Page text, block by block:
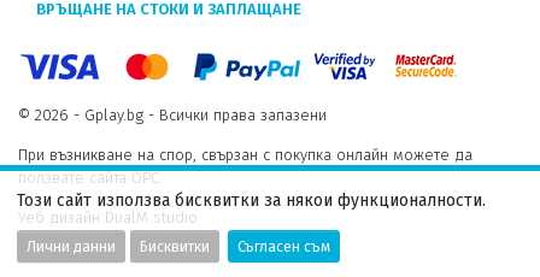
ВРЪЩАНЕ НА СТОКИ И ЗАПЛАЩАНЕ
© 2026 - Gplay.bg - Всички права запазени
При възникване на спор, свързан с покупка онлайн можете да
ползвате сайта ОРС.
Уеб дизайн DualM studio
Този сайт използва бисквитки за някои функционалности.
Лични данни Бисквитки Съгласен съм